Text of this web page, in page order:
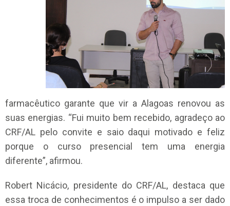
farmacêutico garante que vir a Alagoas renovou as
suas energias. “Fui muito bem recebido, agradeço ao
CRF/AL pelo convite e saio daqui motivado e feliz
porque o curso presencial tem uma energia
diferente”, afirmou.
Robert Nicácio, presidente do CRF/AL, destaca que
essa troca de conhecimentos é o impulso a ser dado